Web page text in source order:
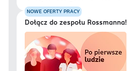
NOWE OFERTY PRACY
Dołącz do zespołu Rossmanna!